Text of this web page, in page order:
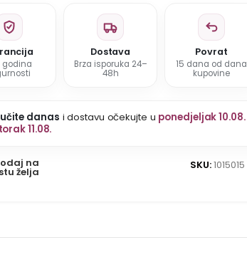
godina
Dostava
Brza isporuka 24–
48h
Povrat
15 dana od dana
kupovine
danas i dostavu očekujte u ponedjeljak 10.08.
11.08.
na
želja
SKU:1015015